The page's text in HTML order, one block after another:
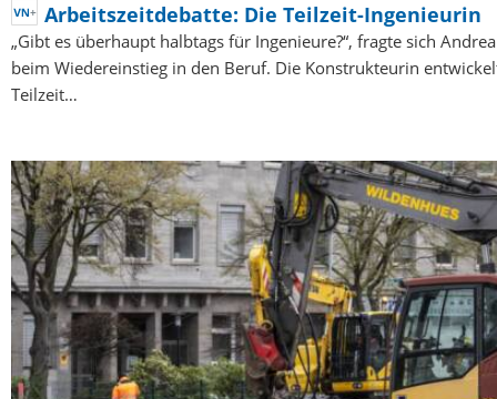
Arbeitszeitdebatte: Die Teilzeit-Ingenieurin
„Gibt es überhaupt halbtags für Ingenieure?“, fragte sich
beim Wiedereinstieg in den Beruf. Die Konstrukteurin
Teilzeit…